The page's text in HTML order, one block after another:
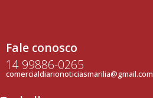
Fale conosco
14 99886-0265
comercialdiarionoticiasmarilia@gmail.com